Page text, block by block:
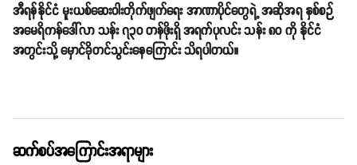
အီရန်နိုင်ငံ မူးယစ်ဆေးဝါးတိုက်ဖျက်ရေး အာဏာပိုင်တွေရဲ့ အဆိုအရ နှစ်စဉ်
အမေရိကန်ဒေါ်လာ သန်း ၇၃၀ တန်ဖိုးရှိ အရက်ပုလင်း သန်း ၈၀ ကို နိုင်ငံ
အတွင်းသို့ မှောင်ခိုတင်သွင်းနေကြောင်း သိရပါတယ်။
ဆက်စပ်အကြောင်းအရာများ